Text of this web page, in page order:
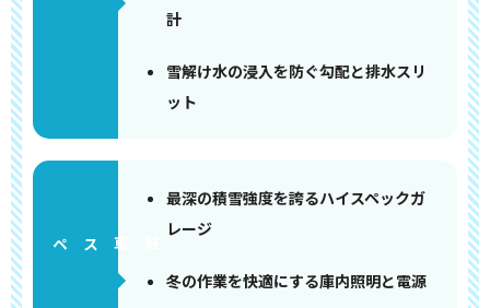
計
雪解け水の浸入を防ぐ勾配と排水スリ
ット
最深の積雪強度を誇るハイスペックガ
レージ
冬の作業を快適にする庫内照明と電源